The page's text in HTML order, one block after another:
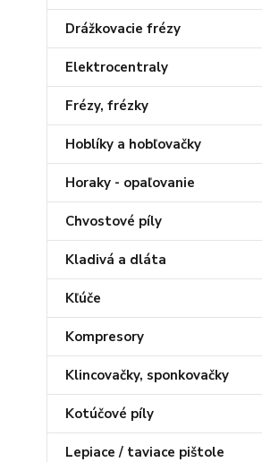
Drážkovacie frézy
Elektrocentraly
Frézy, frézky
Hoblíky a hobľovačky
Horaky - opaľovanie
Chvostové píly
Kladivá a dláta
Kľúče
Kompresory
Klincovačky, sponkovačky
Kotúčové píly
Lepiace / taviace pištole